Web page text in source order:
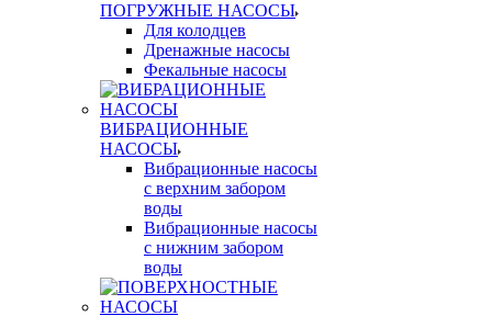
ПОГРУЖНЫЕ НАСОСЫ
Для колодцев
Дренажные насосы
Фекальные насосы
ВИБРАЦИОННЫЕ
НАСОСЫ
Вибрационные насосы
с верхним забором
воды
Вибрационные насосы
с нижним забором
воды